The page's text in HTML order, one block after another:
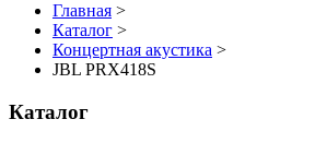
Главная >
Каталог >
Концертная акустика >
JBL PRX418S
Каталог